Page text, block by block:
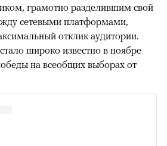
грамотно разделившим свой
сетевыми платформами,
отклик аудитории.
широко известно в ноябре
на всеобщих выборах от